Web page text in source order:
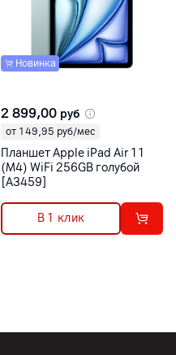
Новинка
2 899,00 руб
от 149,95 руб/мес
Планшет Apple iPad Air 11
(M4) WiFi 256GB голубой
[A3459]
В 1 клик